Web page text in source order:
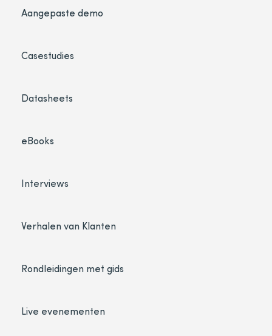
Aangepaste demo
Casestudies
Datasheets
eBooks
Interviews
Verhalen van Klanten
Rondleidingen met gids
Live evenementen